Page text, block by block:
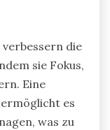
die
sie Fokus,
Eine
es
was zu